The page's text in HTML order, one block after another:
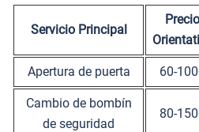
Servicio Principal
Precio
Apertura de puerta 60-
Cambio de bombín
de seguridad
80-